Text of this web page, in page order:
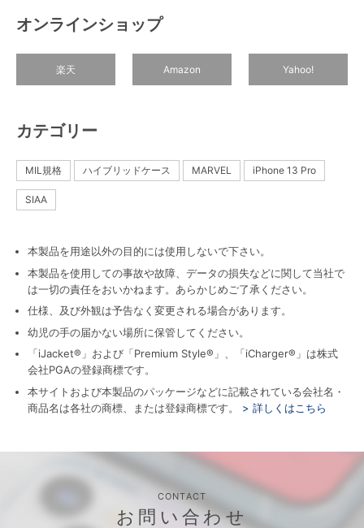
オンラインショップ
楽天 Amazon Yahoo!
カテゴリー
MIL規格 ハイブリッドケース MARVEL iPhone 13 Pro
SIAA
本製品を用途以外の目的には使用しないで下さい。
本製品を使用しての事故や故障、データの損失などに関して当社で
は一切の責任をおいかねます。あらかじめご了承ください。
仕様、及び外観は予告なく変更される場合があります。
幼児の手の届かない場所に保管してください。
「iJacket®」および「Premium Style®」、「iCharger®」は株式
会社PGAの登録商標です。
本サイトおよび本製品のパッケージなどに記載されている会社名・
商品名は各社の商標、または登録商標です。
> 詳しくはこちら
CONTACT
お問い合わせ